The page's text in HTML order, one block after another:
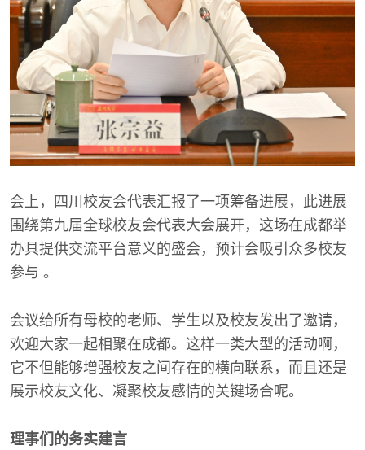
会上，四川校友会代表汇报了一项筹备进展，此进展
围绕第九届全球校友会代表大会展开，这场在成都举
办具提供交流平台意义的盛会，预计会吸引众多校友
参与 。
会议给所有母校的老师、学生以及校友发出了邀请，
欢迎大家一起相聚在成都。这样一类大型的活动啊，
它不但能够增强校友之间存在的横向联系，而且还是
展示校友文化、凝聚校友感情的关键场合呢。
理事们的务实建言